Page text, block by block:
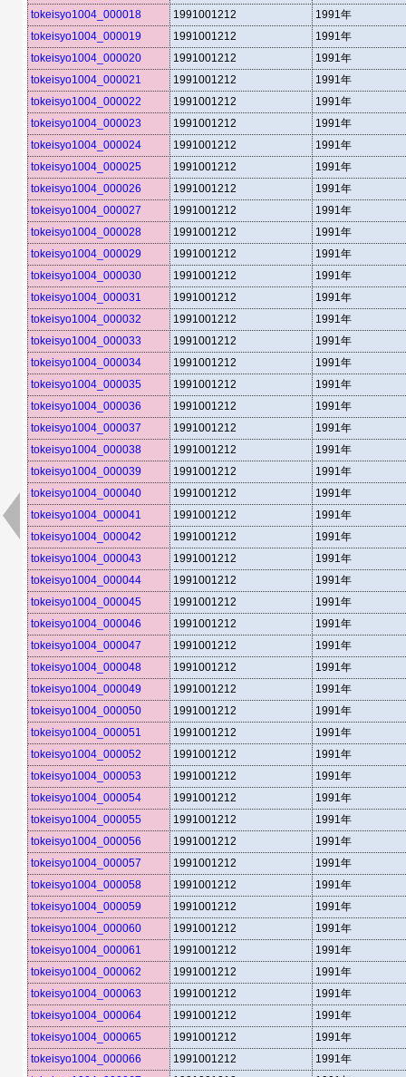
tokeisyo1004_000018
1991001212
1991年
tokeisyo1004_000019
1991001212
1991年
tokeisyo1004_000020
1991001212
1991年
tokeisyo1004_000021
1991001212
1991年
tokeisyo1004_000022
1991001212
1991年
tokeisyo1004_000023
1991001212
1991年
tokeisyo1004_000024
1991001212
1991年
tokeisyo1004_000025
1991001212
1991年
tokeisyo1004_000026
1991001212
1991年
tokeisyo1004_000027
1991001212
1991年
tokeisyo1004_000028
1991001212
1991年
tokeisyo1004_000029
1991001212
1991年
tokeisyo1004_000030
1991001212
1991年
tokeisyo1004_000031
1991001212
1991年
tokeisyo1004_000032
1991001212
1991年
tokeisyo1004_000033
1991001212
1991年
tokeisyo1004_000034
1991001212
1991年
tokeisyo1004_000035
1991001212
1991年
tokeisyo1004_000036
1991001212
1991年
tokeisyo1004_000037
1991001212
1991年
tokeisyo1004_000038
1991001212
1991年
tokeisyo1004_000039
1991001212
1991年
tokeisyo1004_000040
1991001212
1991年
tokeisyo1004_000041
1991001212
1991年
tokeisyo1004_000042
1991001212
1991年
tokeisyo1004_000043
1991001212
1991年
tokeisyo1004_000044
1991001212
1991年
tokeisyo1004_000045
1991001212
1991年
tokeisyo1004_000046
1991001212
1991年
tokeisyo1004_000047
1991001212
1991年
tokeisyo1004_000048
1991001212
1991年
tokeisyo1004_000049
1991001212
1991年
tokeisyo1004_000050
1991001212
1991年
tokeisyo1004_000051
1991001212
1991年
tokeisyo1004_000052
1991001212
1991年
tokeisyo1004_000053
1991001212
1991年
tokeisyo1004_000054
1991001212
1991年
tokeisyo1004_000055
1991001212
1991年
tokeisyo1004_000056
1991001212
1991年
tokeisyo1004_000057
1991001212
1991年
tokeisyo1004_000058
1991001212
1991年
tokeisyo1004_000059
1991001212
1991年
tokeisyo1004_000060
1991001212
1991年
tokeisyo1004_000061
1991001212
1991年
tokeisyo1004_000062
1991001212
1991年
tokeisyo1004_000063
1991001212
1991年
tokeisyo1004_000064
1991001212
1991年
tokeisyo1004_000065
1991001212
1991年
tokeisyo1004_000066
1991001212
1991年